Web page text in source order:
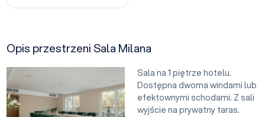
Opis przestrzeni Sala Milana
Sala na 1 piętrze hotelu.
Dostępna dwoma windami lub
efektownymi schodami. Z sali
wyjście na prywatny taras.